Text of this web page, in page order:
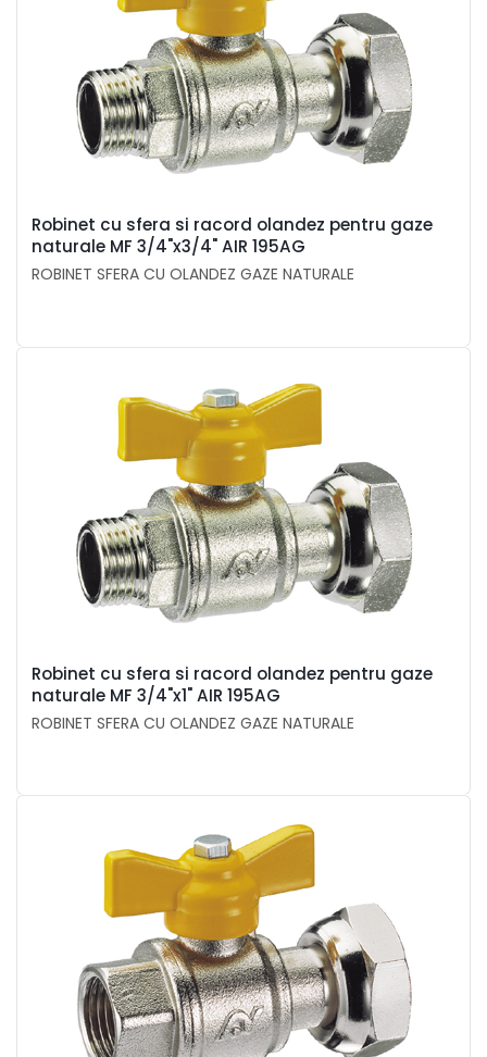
Robinet cu sfera si racord olandez pentru gaze
naturale MF 3/4"x3/4" AIR 195AG
ROBINET SFERA CU OLANDEZ GAZE NATURALE
Robinet cu sfera si racord olandez pentru gaze
naturale MF 3/4"x1" AIR 195AG
ROBINET SFERA CU OLANDEZ GAZE NATURALE